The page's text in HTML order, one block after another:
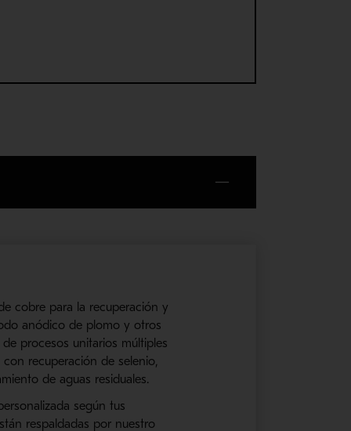
cobre para la recuperación y
anódico de plomo y otros
procesos unitarios múltiples
recuperación de selenio,
de aguas residuales.
según tus
respaldadas por nuestro